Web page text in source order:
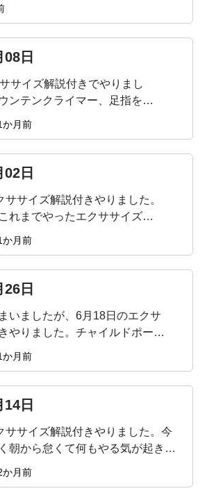
日
サイズ解説付きでやりまし
ンテンクライマー、足指を突
りながら頑張りました！
か月前
日
ササイズ解説付きやりました。
れまでやったエクササイズの
、やりやすくて1時間があっと
か月前
日
いましたが、6月18日のエクサ
やりました。チャイルドポーズ
するのが意外と難しかったで
か月前
日
ササイズ解説付きやりました。今
朝から怠くて何もやる気が起きな
、ライブ1時間をやっているうち
か月前